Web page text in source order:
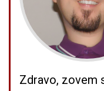
Zdravo, zovem